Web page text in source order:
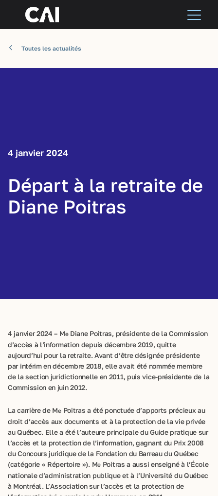
Toutes les actualités
4 janvier 2024
Départ à la retraite de
Diane Poitras
4 janvier 2024 – MeDiane Poitras, présidente de la Commission
d’accès à l’information depuis décembre 2019, quitte
aujourd’hui pour la retraite. Avant d’être désignée présidente
par intérim en décembre 2018, elle avait été nommée membre
de la section juridictionnelle en 2011, puis vice-présidente de la
Commission en juin 2012.
La carrière de MePoitras a été ponctuée d’apports précieux au
droit d’accès aux documents et à la protection de la vie privée
au Québec. Elle a été l’auteure principale du Guide pratique sur
l’accès et la protection de l’information, gagnant du Prix 2008
du Concours juridique de la Fondation du Barreau du Québec
(catégorie « Répertoire »). Me Poitras a aussi enseigné à l’École
nationale d’administration publique et à l’Université du Québec
à Montréal. L’Association sur l’accès et la protection de